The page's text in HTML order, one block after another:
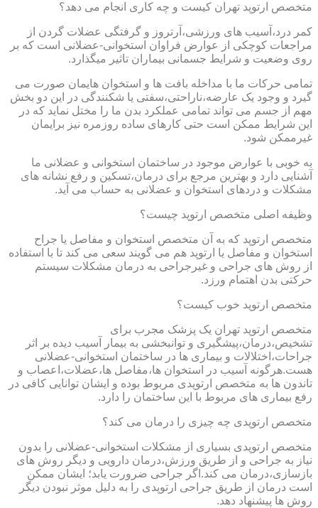
متخصص ارتوپد تهران کیست و چه کاری انجام می دهد؟
کمر درد،آسیب های ورزشی،آرتروز و گرفتگی عضلات گردن از
مراجعات کوچکی از عوارض فراوان استخوانی-عضلانی است که بر
روی وضعیت و شرایط جسمانی بیماران تاثیر میگذارد.
تمامی حرکات ما با مداخله بافت ها و استخوان هایمان صورت می
گیرد و وجود یک عارضه،ناراحتی،سفتی یا شکنندگی در این دو بخش
مهم از جسم می تواند تمامی عملکرد بدن ما را مختل نماید که در
این شرایط ممکن است حتی کارهای ساده روزمره نیز برایمان
غیرممکن شود.
به خوبی با عوارض موجود در ساختمان استخوانی و عضلانی ما
آشنایی دارد و بهترین مرجع برای درمان،تسکین و رفع نشانه های
مشکلات و دردهای استخوان و عضلانی به حساب می آید.
وظیفه اصلی متخصص ارتوپد چیست؟
متخصص ارتوپد که به آن متخصص استخوان و مفاصل یا جراح
استخوان و مفاصل یا ارتوپد هم می گویند سعی می کند تا با استفاده
از روش های جراحی و غیرجراحی به درمان مشکلات سیستم
حرکتی بدن اهتمام ورزد.
متخصص ارتوپد خوب کیست؟
متخصص ارتوپد تهران یک پزشک مجرب برای
تشخیص،درمان،پیشگیری و توانبخشی به بیمار آسیب دیده بر اثر
جراحات،اختلالات و بیماری ها در ساختمان استخوانی-عضلانی
هست.هرگونه آسیب در استخوان ها،مفاصل ها،عضلات،اعصاب و
تاندون ها به متخصص ارتوپدی مربوط بوده و ایشان توانایی کافی در
رفع بیماری های مربوط با این ساختمان را دارد.
متخصص ارتوپدی چه چیزی را درمان می کند؟
متخصص ارتوپدی بسیاری از مشکلات استخوانی-عضلانی را بدون
نیاز به جراحی و از طریق ورزش،درمان دارویی و دیگر روش های
بازسازی،درمان می کند.اگر جراحی ضرورت یابد؛ ایشان ممکن
است درمان از طریق جراحی ارتوپدی را به دلیل موثر نبودن دیگر
روش ها پیشنهاد دهد.